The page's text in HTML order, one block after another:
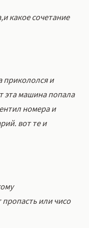
какое сочетание
прикололся и
эта машина попала
номера и
вот те и
или чисо